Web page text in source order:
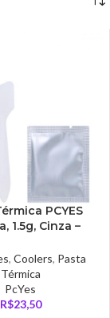
PCYES
1.5g, Cinza –
,Coolers, Pasta
Térmica
PcYes
R$23,50